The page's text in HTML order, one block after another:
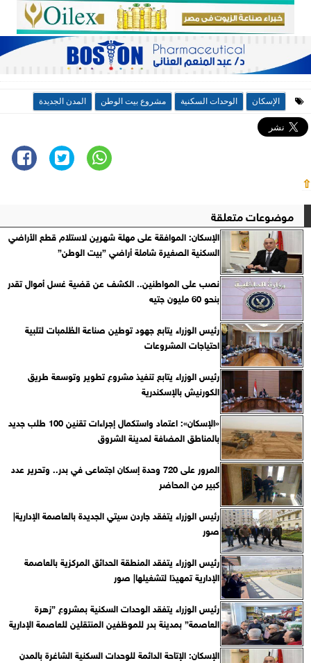
الإسكان الوحدات السكنية مشروع بيت الوطن المدن الجديدة
⇧
موضوعات متعلقة
الإسكان: الموافقة على مهلة شهرين لاستلام قطع الأراضي
السكنية الصغيرة شاملة أراضي ”بيت الوطن”
نصب على المواطنين.. الكشف عن قضية غسل أموال تقدر
بنحو 60 مليون جتيه
رئيس الوزراء يتابع جهود توطين صناعة الطُلمبات لتلبية
احتياجات المشروعات
رئيس الوزراء يتابع تنفيذ مشروع تطوير وتوسعة طريق
الكورنيش بالإسكندرية
«الإسكان»: اعتماد واستكمال إجراءات تقنين 100 طلب جديد
بالمناطق المضافة لمدينة الشروق
المرور على 720 وحدة إسكان اجتماعى في بدر.. وتحرير عدد
كبير من المحاضر
رئيس الوزراء يتفقد جاردن سيتي الجديدة بالعاصمة الإدارية|
صور
رئيس الوزراء يتفقد المنطقة الحدائق المركزية بالعاصمة
الإدارية تمهيدًا لتشغيلها| صور
رئيس الوزراء يتفقد الوحدات السكنية بمشروع ”زهرة
العاصمة” بمدينة بدر للموظفين المنتقلين للعاصمة الإدارية
الإسكان: الإتاحة الدائمة للوحدات السكنية الشاغرة بالمدن